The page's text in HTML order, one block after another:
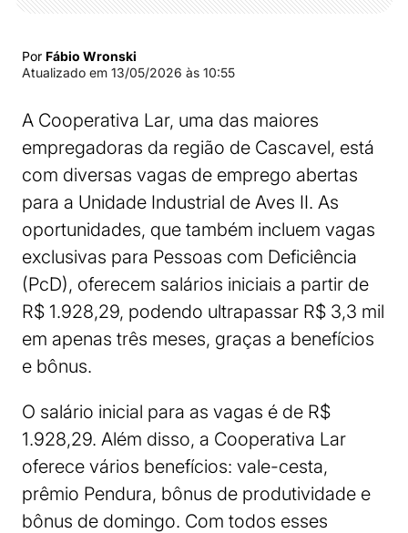
Por Fábio Wronski
Atualizado em 13/05/2026 às 10:55
A Cooperativa Lar, uma das maiores
empregadoras da região de Cascavel, está
com diversas vagas de emprego abertas
para a Unidade Industrial de Aves II. As
oportunidades, que também incluem vagas
exclusivas para Pessoas com Deficiência
(PcD), oferecem salários iniciais a partir de
R$ 1.928,29, podendo ultrapassar R$ 3,3 mil
em apenas três meses, graças a benefícios
e bônus.
O salário inicial para as vagas é de R$
1.928,29. Além disso, a Cooperativa Lar
oferece vários benefícios: vale-cesta,
prêmio Pendura, bônus de produtividade e
bônus de domingo. Com todos esses